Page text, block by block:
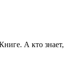
А кто знает,